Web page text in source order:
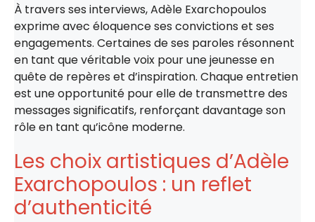
À travers ses interviews, Adèle Exarchopoulos
exprime avec éloquence ses convictions et ses
engagements. Certaines de ses paroles résonnent
en tant que véritable voix pour une jeunesse en
quête de repères et d’inspiration. Chaque entretien
est une opportunité pour elle de transmettre des
messages significatifs, renforçant davantage son
rôle en tant qu’icône moderne.
Les choix artistiques d’Adèle
Exarchopoulos : un reflet
d’authenticité